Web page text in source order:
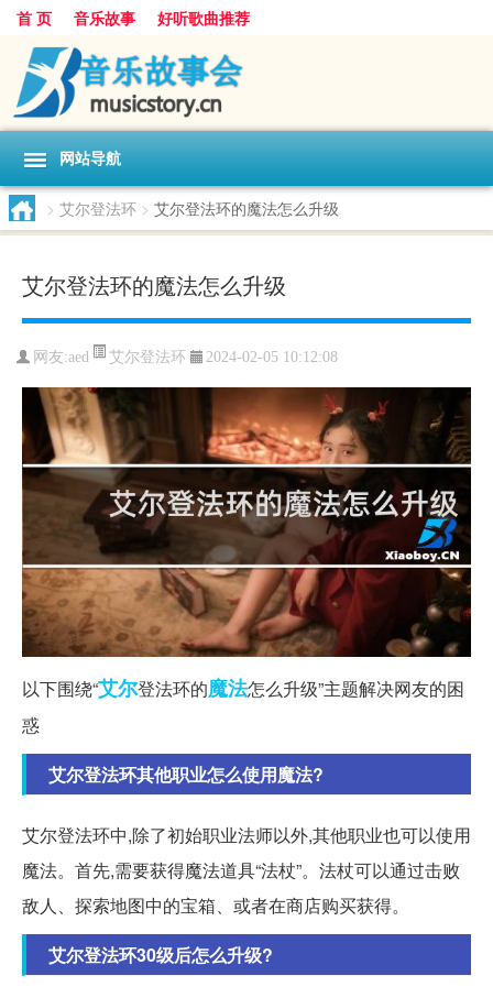
首 页 音乐故事 好听歌曲推荐
网站导航
> 艾尔登法环 > 艾尔登法环的魔法怎么升级
艾尔登法环的魔法怎么升级
网友:aed 艾尔登法环 2024-02-05 10:12:08
以下围绕“艾尔登法环的魔法怎么升级”主题解决网友的困
惑
艾尔登法环其他职业怎么使用魔法?
艾尔登法环中,除了初始职业法师以外,其他职业也可以使用
魔法。首先,需要获得魔法道具“法杖”。法杖可以通过击败
敌人、探索地图中的宝箱、或者在商店购买获得。
艾尔登法环30级后怎么升级?